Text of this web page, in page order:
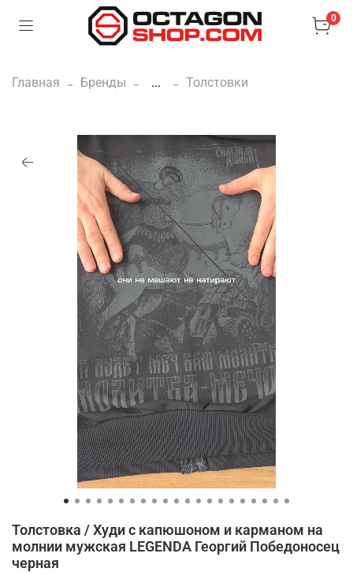
0
Главная Бренды ... Толстовки
Толстовка / Худи с капюшоном и карманом на
молнии мужская LEGENDA Георгий Победоносец
черная